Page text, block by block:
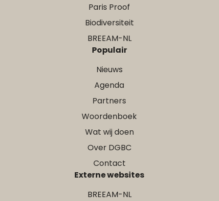
Paris Proof
Biodiversiteit
BREEAM-NL
Populair
Nieuws
Agenda
Partners
Woordenboek
Wat wij doen
Over DGBC
Contact
Externe websites
BREEAM-NL